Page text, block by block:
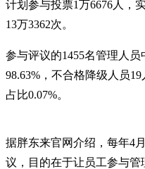
计划参与投票1万6676人，
13万3362次。
参与评议的1455名管理人
98.63%，不合格降级人员
占比0.07%。
据胖东来官网介绍，每年4
议，目的在于让员工参与